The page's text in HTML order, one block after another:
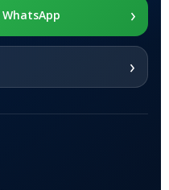
SOPORTE DE APOYO ›
›